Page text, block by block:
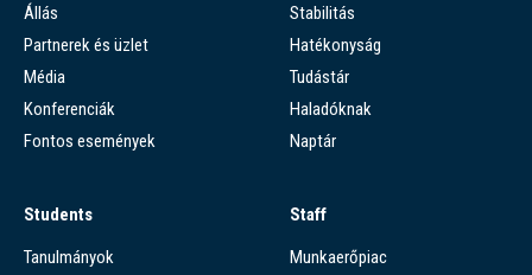
Állás
Partnerek és üzlet
Média
Konferenciák
Fontos események
Stabilitás
Hatékonyság
Tudástár
Haladóknak
Naptár
Students
Tanulmányok
Staff
Munkaerőpiac